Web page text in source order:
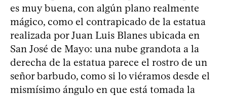
es muy buena, con algún plano realmente
mágico, como el contrapicado de la estatua
realizada por Juan Luis Blanes ubicada en
San José de Mayo: una nube grandota a la
derecha de la estatua parece el rostro de un
señor barbudo, como si lo viéramos desde el
mismísimo ángulo en que está tomada la